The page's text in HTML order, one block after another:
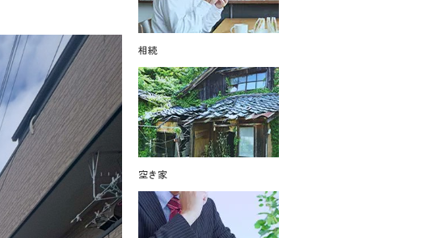
相続
空き家